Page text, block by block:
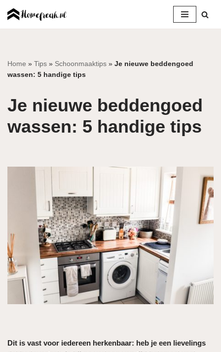
inhoud
Home » Tips » Schoonmaaktips » Je nieuwe beddengoed
wassen: 5 handige tips
Je nieuwe beddengoed
wassen: 5 handige tips
Dit is vast voor iedereen herkenbaar: heb je een lievelings